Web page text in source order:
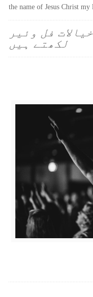
the name of Jesus Christ my
فل وئیر
لکھتے ہیں